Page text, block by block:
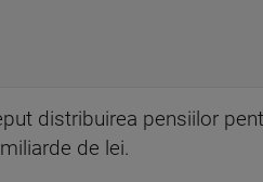
distribuirea pensiilor
de lei.